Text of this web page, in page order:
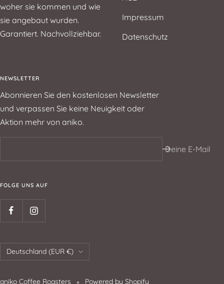
woher sie kommen und wie
sie angebaut wurden.
Garantiert. Nachvollziehbar.
Impressum
Datenschutz
NEWSLETTER
Abonnieren Sie den kostenlosen Newsletter
und verpassen Sie keine Neuigkeit oder
Aktion mehr von aniko.
Deine E-Mail
FOLGE UNS AUF
Deutschland (EUR €)
aniko Coffee Roasters Powered by Shopify